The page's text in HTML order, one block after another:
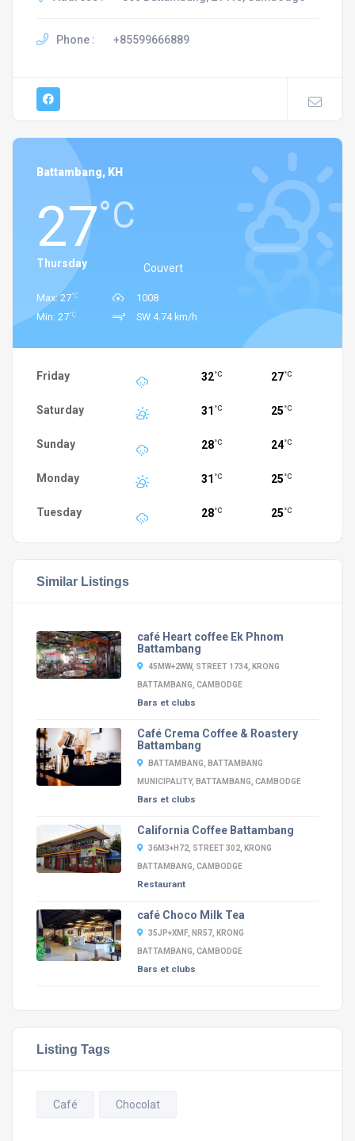
Phone : +85599666889
Battambang, KH
27°C
Couvert
Thursday
Max: 27°C
Min: 27°C
1008
SW 4.74 km/h
Friday 32°C 27°C
Saturday 31 °C 25 °C
Sunday 28°C 24°C
Monday 31 °C 25 °C
Tuesday 28°C 25 °C
Similar Listings
café Heart coffee Ek Phnom
Battambang
45MW+2WW, STREET 1734, KRONG
BATTAMBANG, CAMBODGE
Bars et clubs
Café Crema Coffee & Roastery
Battambang
BATTAMBANG, BATTAMBANG
MUNICIPALITY, BATTAMBANG, CAMBODGE
Bars et clubs
California Coffee Battambang
36M3+H72, STREET 302, KRONG
BATTAMBANG, CAMBODGE
Restaurant
café Choco Milk Tea
35JP+XMF, NR57, KRONG
BATTAMBANG, CAMBODGE
Bars et clubs
Listing Tags
Café Chocolat